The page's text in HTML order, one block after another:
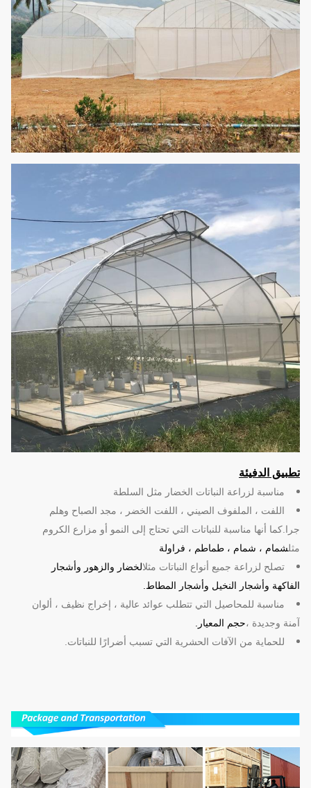
تطبيق الدفيئة
مناسبة لزراعة النباتات الخضار مثل السلطة
اللفت ، الملفوف الصيني ، اللفت الخضر ، مجد الصباح وهلم
جرا.كما أنها مناسبة للنباتات التي تحتاج إلى النمو أو مزارع الكروم
مثلشمام ، شمام ، طماطم ، فراولة
تصلح لزراعة جميع أنواع النباتات مثلالخضار والزهور وأشجار
الفاكهة وأشجار النخيل وأشجار المطاط.
مناسبة للمحاصيل التي تتطلب عوائد عالية ، إخراج نظيف ، ألوان
آمنة وجديدة ،حجم المعيار.
للحماية من الآفات الحشرية التي تسبب أضرارًا للنباتات.